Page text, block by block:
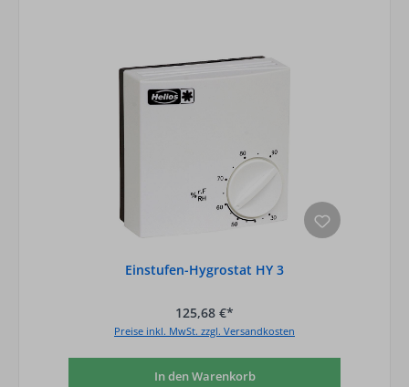
Einstufen-Hygrostat HY 3
125,68 €*
Preise inkl. MwSt. zzgl. Versandkosten
In den Warenkorb